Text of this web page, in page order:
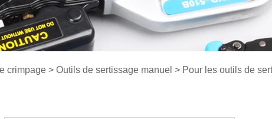
crimpage >Outils de sertissage manuel > Pour les outils de